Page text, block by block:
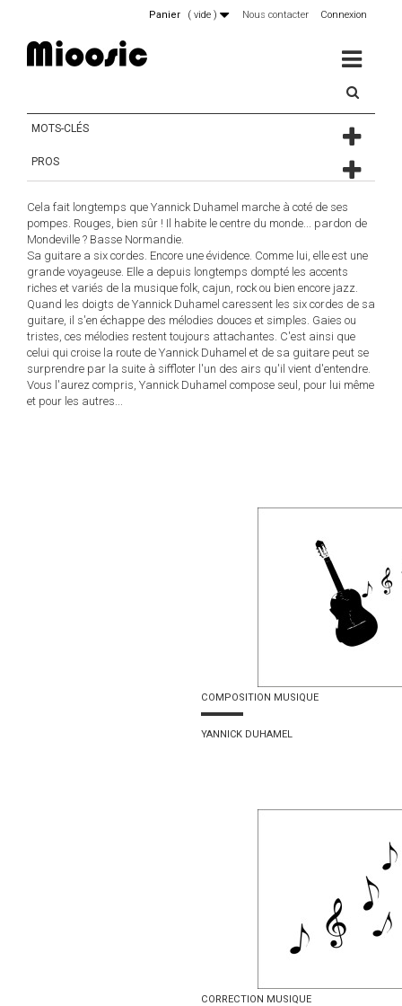
Connexion
Nous contacter
Panier ( vide )
MENU
MOTS-CLÉS
PROS
Cela fait longtemps que Yannick Duhamel marche à coté de ses
pompes. Rouges, bien sûr ! Il habite le centre du monde... pardon de
Mondeville ? Basse Normandie.
Sa guitare a six cordes. Encore une évidence. Comme lui, elle est une
grande voyageuse. Elle a depuis longtemps dompté les accents
riches et variés de la musique folk, cajun, rock ou bien encore jazz.
Quand les doigts de Yannick Duhamel caressent les six cordes de sa
guitare, il s'en échappe des mélodies douces et simples. Gaies ou
tristes, ces mélodies restent toujours attachantes. C'est ainsi que
celui qui croise la route de Yannick Duhamel et de sa guitare peut se
surprendre par la suite à siffloter l'un des airs qu'il vient d'entendre.
Vous l'aurez compris, Yannick Duhamel compose seul, pour lui même
et pour les autres...
COMPOSITION MUSIQUE
YANNICK DUHAMEL
CORRECTION MUSIQUE